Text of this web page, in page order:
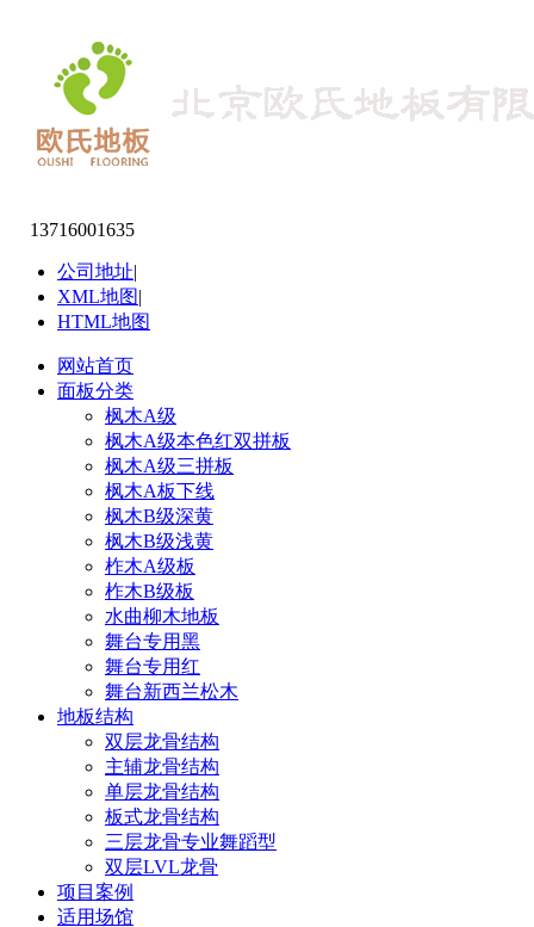
13716001635
公司地址|
XML地图|
HTML地图
网站首页
面板分类
枫木A级
枫木A级本色红双拼板
枫木A级三拼板
枫木A板下线
枫木B级深黄
枫木B级浅黄
柞木A级板
柞木B级板
水曲柳木地板
舞台专用黑
舞台专用红
舞台新西兰松木
地板结构
双层龙骨结构
主辅龙骨结构
单层龙骨结构
板式龙骨结构
三层龙骨专业舞蹈型
双层LVL龙骨
项目案例
适用场馆